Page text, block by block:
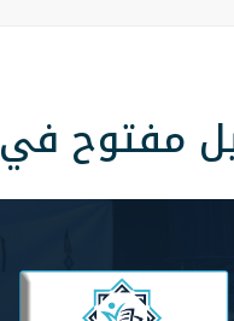
29 قسم حتى 15 شوال